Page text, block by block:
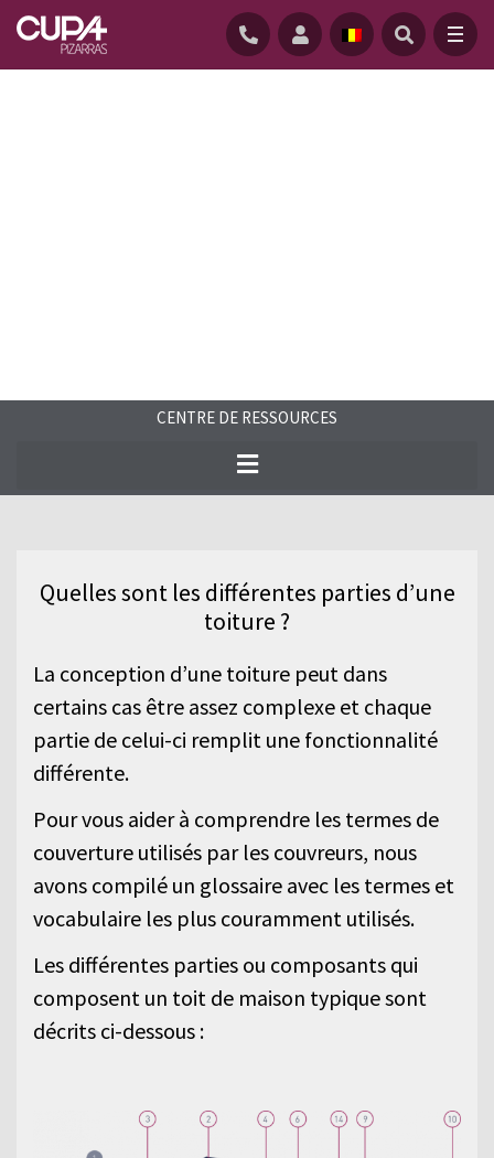
Le toiture est l'un des éléments les plus
importants de tout bâtiment. Découvrez
CENTRE DE RESSOURCES
Quelles sont les différentes parties d’une
toiture ?
La conception d’une toiture peut dans
certains cas être assez complexe et chaque
partie de celui-ci remplit une fonctionnalité
différente.
Pour vous aider à comprendre les termes de
couverture utilisés par les couvreurs, nous
avons compilé un glossaire avec les termes et
vocabulaire les plus couramment utilisés.
Les différentes parties ou composants qui
composent un toit de maison typique sont
décrits ci-dessous :